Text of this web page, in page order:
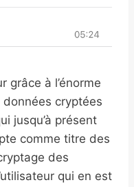
grâce à l’énorme
données cryptées
jusqu’à présent
comme titre des
des
qui en est